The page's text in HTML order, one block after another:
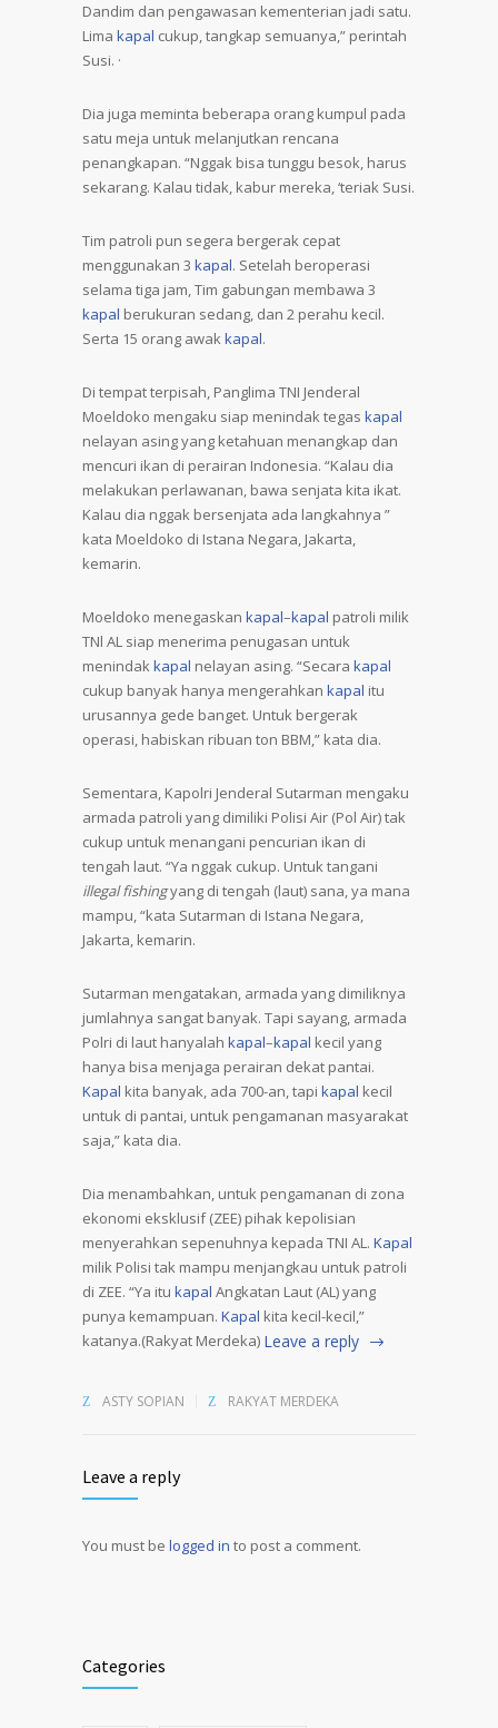
Dandim dan pengawasan kementerian jadi satu.
Lima kapal cukup, tangkap semuanya,” perintah
Susi. ·
Dia juga meminta beberapa orang kumpul pada
satu meja untuk melanjutkan rencana
penangkapan. “Nggak bisa tunggu besok, harus
sekarang. Kalau tidak, kabur mereka, ‘teriak Susi.
Tim patroli pun segera bergerak cepat
menggunakan 3 kapal. Setelah beroperasi
selama tiga jam, Tim gabungan membawa 3
kapal berukuran sedang, dan 2 perahu kecil.
Serta 15 orang awakkapal.
Di tempat terpisah, Panglima TNI Jenderal
Moeldoko mengaku siap menindak tegas kapal
nelayan asing yang ketahuan menangkap dan
mencuri ikan di perairan Indonesia. “Kalau dia
melakukan perlawanan, bawa senjata kita ikat.
Kalau dia nggak bersenjata ada langkahnya ”
kata Moeldoko di Istana Negara, Jakarta,
kemarin.
Moeldoko menegaskan kapal–kapal patroli milik
TNl AL siap menerima penugasan untuk
menindakkapal nelayan asing. “Secara kapal
cukup banyak hanya mengerahkan kapal itu
urusannya gede banget. Untuk bergerak
operasi, habiskan ribuan ton BBM,” kata dia.
Sementara, Kapolri Jenderal Sutarman mengaku
armada patroli yang dimiliki Polisi Air (Pol Air) tak
cukup untuk menangani pencurian ikan di
tengah laut. “Ya nggak cukup. Untuk tangani
illegal fishingyang di tengah (laut) sana, ya mana
mampu, “kata Sutarman di Istana Negara,
Jakarta, kemarin.
Sutarman mengatakan, armada yang dimiliknya
jumlahnya sangat banyak. Tapi sayang, armada
Polri di laut hanyalah kapal–kapal kecil yang
hanya bisa menjaga perairan dekat pantai.
Kapal kita banyak, ada 700-an, tapi kapal kecil
untuk di pantai, untuk pengamanan masyarakat
saja,” kata dia.
Dia menambahkan, untuk pengamanan di zona
ekonomi eksklusif (ZEE) pihak kepolisian
menyerahkan sepenuhnya kepada TNI AL. Kapal
milik Polisi tak mampu menjangkau untuk patroli
di ZEE. “Ya itu kapal Angkatan Laut (AL) yang
punya kemampuan. Kapal kita kecil-kecil,”
katanya.(Rakyat Merdeka) Leave a reply
ASTY SOPIAN RAKYAT MERDEKA
Leave a reply
You must be logged in to post a comment.
Categories